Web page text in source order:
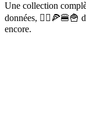
Une collection
données, 🙅‍♀️🍕🍔🍟
encore.